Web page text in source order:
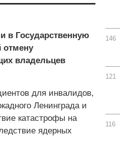
в Государственную
отмену
владельцев
для инвалидов,
Ленинграда и
катастрофы на
ядерных
146
121
116